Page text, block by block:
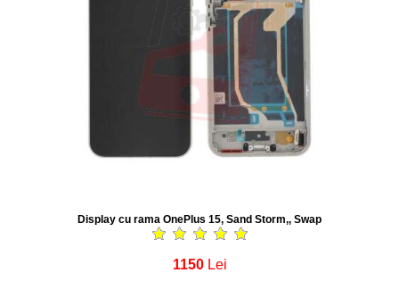
Display cu rama OnePlus 15, Sand Storm,, Swap
1150 Lei